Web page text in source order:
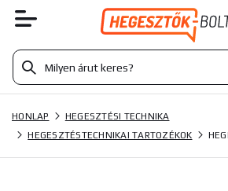
HONLAP
HEGESZTÉSI TECHNIKA
HEGESZTÉSTECHNIKAI TARTOZÉKOK